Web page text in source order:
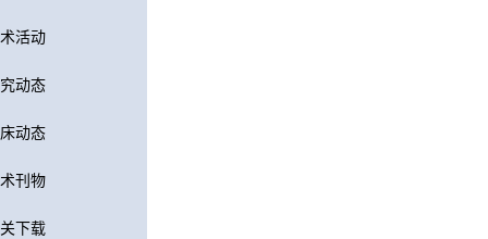
活动
动态
动态
刊物
下载